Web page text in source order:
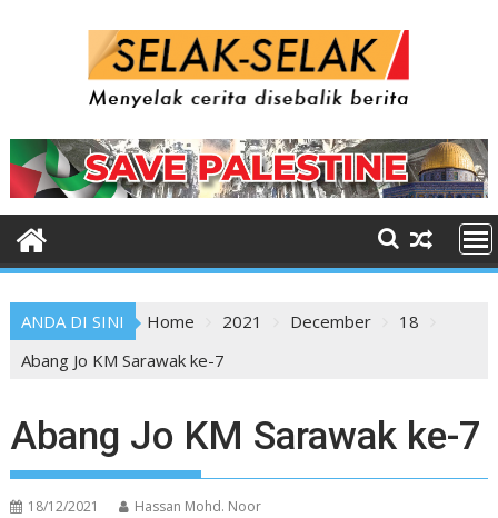
ANDA DI SINI Home 2021 December
18
Abang Jo KM Sarawak ke-7
Abang Jo KM Sarawak ke-7
18/12/2021 Hassan Mohd. Noor